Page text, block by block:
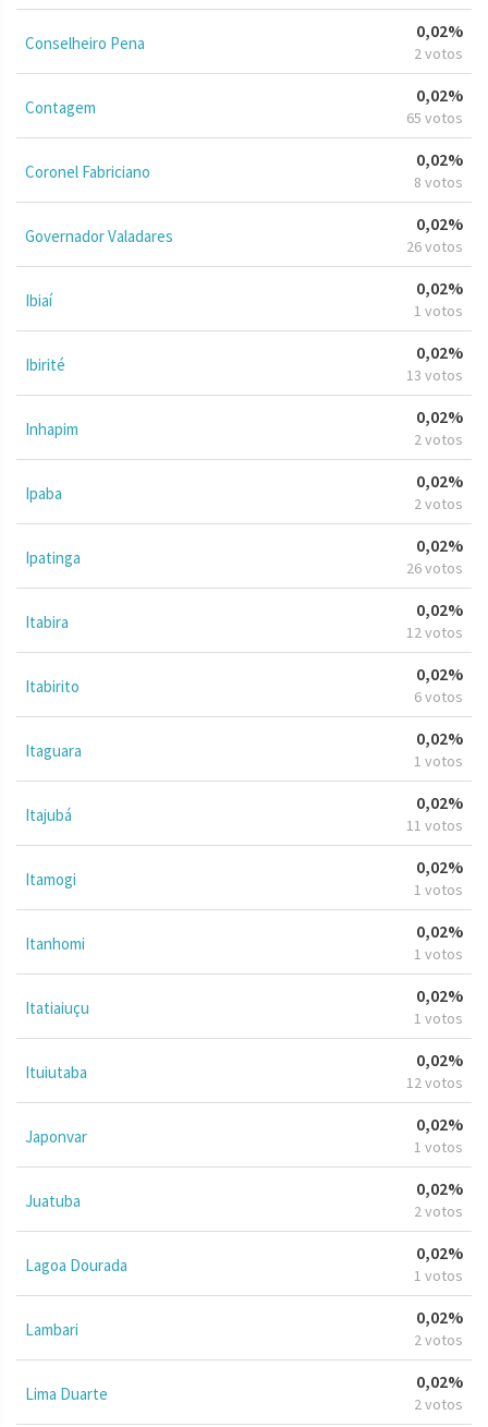
Conselheiro Pena
0,02%
2 votos
Contagem
0,02%
65 votos
Coronel Fabriciano
0,02%
8 votos
Governador Valadares
0,02%
26 votos
Ibiaí
0,02%
1 votos
Ibirité
0,02%
13 votos
Inhapim
0,02%
2 votos
Ipaba
0,02%
2 votos
Ipatinga
0,02%
26 votos
Itabira
0,02%
12 votos
Itabirito
0,02%
6 votos
Itaguara
0,02%
1 votos
Itajubá
0,02%
11 votos
Itamogi
0,02%
1 votos
Itanhomi
0,02%
1 votos
Itatiaiuçu
0,02%
1 votos
Ituiutaba
0,02%
12 votos
Japonvar
0,02%
1 votos
Juatuba
0,02%
2 votos
Lagoa Dourada
0,02%
1 votos
Lambari
0,02%
2 votos
Lima Duarte
0,02%
2 votos